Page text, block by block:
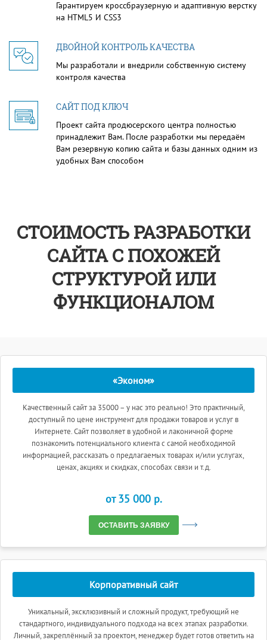
Гарантируем кроссбраузерную и адаптивную верстку
на HTML5 И CSS3
ДВОЙНОЙ КОНТРОЛЬ КАЧЕСТВА
Мы разработали и внедрили собственную систему
контроля качества
САЙТ ПОД КЛЮЧ
Проект сайта продюсерского центра полностью
принадлежит Вам. После разработки мы передаём
Вам резервную копию сайта и базы данных одним из
удобных Вам способом
СТОИМОСТЬ РАЗРАБОТКИ
САЙТА С ПОХОЖЕЙ
СТРУКТУРОЙ ИЛИ
ФУНКЦИОНАЛОМ
«Эконом»
Качественный сайт за 35000 – у нас это реально! Это практичный,
доступный по цене инструмент для продажи товаров и услуг в
Интернете. Сайт позволяет в удобной и лаконичной форме
познакомить потенциального клиента с самой необходимой
информацией, рассказать о предлагаемых товарах и/или услугах,
ценах, акциях и скидках, способах связи и т.д.
от 35 000 p.
ОСТАВИТЬ ЗАЯВКУ
Корпоративный сайт
Уникальный, эксклюзивный и сложный продукт, требующий не
стандартного, индивидуального подхода на всех этапах разработки.
Личный, закреплённый за проектом, менеджер будет готов ответить на